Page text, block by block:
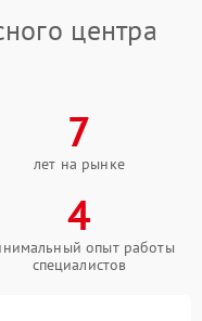
центра
7
лет на рынке
4
опыт работы
специалистов